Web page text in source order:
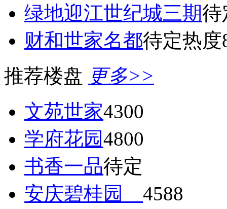
绿地迎江世纪城三期待
财和世家名都待定热度
推荐楼盘 更多>>
文苑世家4300
学府花园4800
书香一品待定
安庆碧桂园 4588